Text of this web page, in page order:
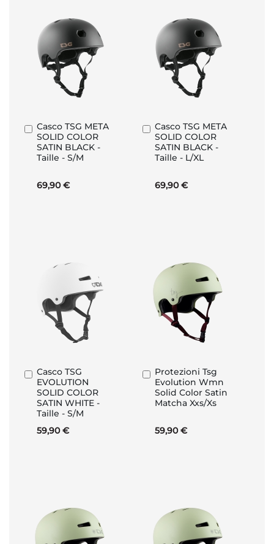
Casco TSG META
SOLID COLOR
SATIN BLACK -
Taille - S/M
69,90 €
Aggiungi
al
Carrello
Casco TSG META
SOLID COLOR
SATIN BLACK -
Taille - L/XL
69,90 €
Aggiungi
al
Carrello
Casco TSG
EVOLUTION
SOLID COLOR
SATIN WHITE -
Taille - S/M
59,90 €
Aggiungi
al
Carrello
Protezioni Tsg
Evolution Wmn
Solid Color Satin
Matcha Xxs/Xs
59,90 €
Aggiungi
al
Carrello